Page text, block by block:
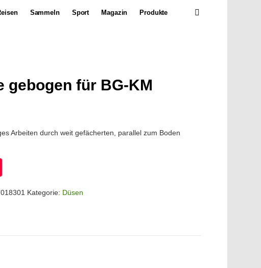
Sammeln Sport Magazin Produkte
gebogen für BG-KM
Arbeiten durch weit gefächerten, parallel zum Boden
Kategorie: Düsen